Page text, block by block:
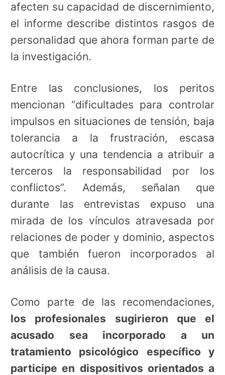
afecten su capacidad de discernimiento,
el informe describe distintos rasgos de
personalidad que ahora forman parte de
la investigación.
Entre las conclusiones, los peritos
mencionan “dificultades para controlar
impulsos en situaciones de tensión, baja
tolerancia a la frustración, escasa
autocrítica y una tendencia a atribuir a
terceros la responsabilidad por los
conflictos”. Además, señalan que
durante las entrevistas expuso una
mirada de los vínculos atravesada por
relaciones de poder y dominio, aspectos
que también fueron incorporados al
análisis de la causa.
Como parte de las recomendaciones,
los profesionales sugirieron que el
acusado sea incorporado a un
tratamiento psicológico específico y
participe en dispositivos orientados a